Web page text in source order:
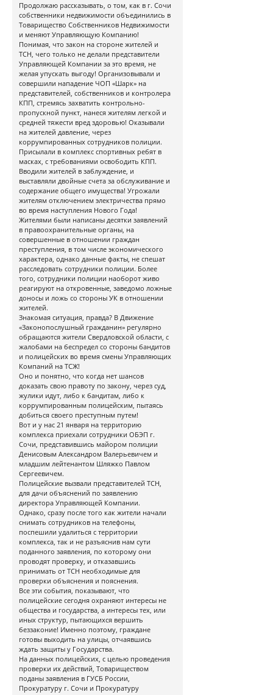
Продолжаю рассказывать, о том, как в г. Сочи
собственники недвижимости объединились в
Товарищество Собственников Недвижимости
и меняют Управляющую Компанию!
Понимая, что закон на стороне жителей и
ТСН, чего только не делали представители
Управляющей Компании за это время, не
желая упускать выгоду! Организовывали и
совершили нападение ЧОП «Шарк» на
представителей, собственников и контролера
КПП, стремясь захватить контрольно-
пропускной пункт, нанеся жителям легкой и
средней тяжести вред здоровью! Оказывали
на жителей давление, через
коррумпированных сотрудников полиции.
Присылали в комплекс спортивных ребят в
масках, с требованиями освободить КПП.
Вводили жителей в заблуждение, и
выставляли двойные счета за обслуживание и
содержание общего имущества! Угрожали
жителям отключением электричества прямо
во время наступления Нового Года!
Жителями были написаны десятки заявлений
в правоохранительные органы, на
совершенные в отношении граждан
преступления, в том числе экономического
характера, однако данные факты, не спешат
расследовать сотрудники полиции. Более
того, сотрудники полиции наоборот живо
реагируют на откровенные, заведомо ложные
доносы и ложь со стороны УК в отношении
жителей.
Знакомая ситуация, правда? В Движение
«Законопослушный гражданин» регулярно
обращаются жители Свердловской области, с
жалобами на беспредел со стороны бандитов
и полицейских во время смены Управляющих
Компаний на ТСЖ!
Оно и понятно, что когда нет шансов
доказать свою правоту по закону, через суд,
жулики идут, либо к бандитам, либо к
коррумпированным полицейским, пытаясь
добиться своего преступным путем!
Вот и у нас 21 января на территорию
комплекса приехали сотрудники ОБЭП г.
Сочи, представившись майором полиции
Денисовым Александром Валерьевичем и
младшим лейтенантом Шляжко Павлом
Сергеевичем.
Полицейские вызвали представителей ТСН,
для дачи объяснений по заявлению
директора Управляющей Компании.
Однако, сразу после того как жители начали
снимать сотрудников на телефоны,
поспешили удалиться с территории
комплекса, так и не разъяснив нам сути
поданного заявления, по которому они
проводят проверку, и отказавшись
принимать от ТСН необходимые для
проверки объяснения и пояснения.
Все эти события, показывают, что
полицейские сегодня охраняют интересы не
общества и государства, а интересы тех, или
иных структур, пытающихся вершить
беззаконие! Именно поэтому, граждане
готовы выходить на улицы, отчаявшись
ждать защиты у Государства.
На данных полицейских, с целью проведения
проверки их действий, Товариществом
поданы заявления в ГУСБ России,
Прокуратуру г. Сочи и Прокуратуру